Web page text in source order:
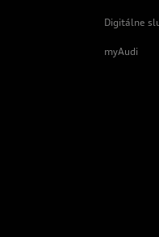
Digitálne
myAudi